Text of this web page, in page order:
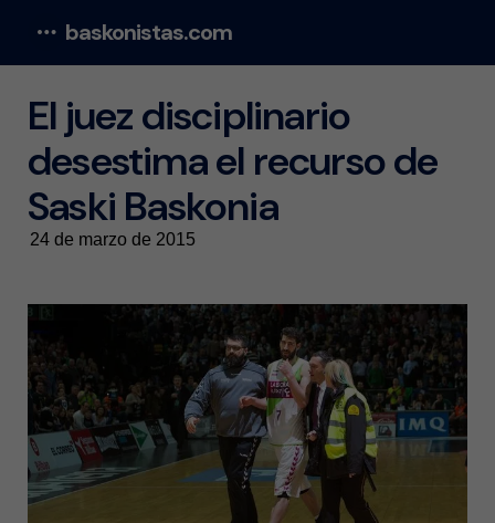
baskonistas.com
El juez disciplinario
desestima el recurso de
Saski Baskonia
24 de marzo de 2015